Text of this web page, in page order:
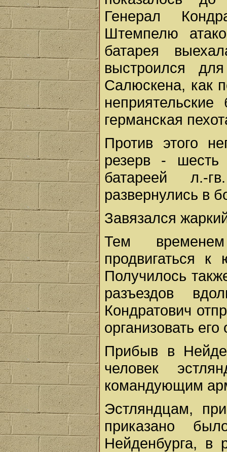
Генерал
Штемпелю
батарея
выстроился
Салюскена, как
германская
Против этого
резерв - шесть
батареей л.-
развернулись в
Завязался
Тем
продвигаться к
Получилось
разъездов
Кондратович
организовать его
Прибыв в
человек
командующим
Эстляндцам,
приказано
Нейденбурга, в